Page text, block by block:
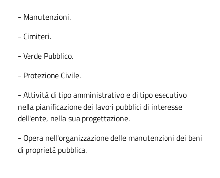
- Manutenzioni.
- Cimiteri.
- Verde Pubblico.
- Protezione Civile.
- Attività di tipo amministrativo e di tipo esecutivo
nella pianificazione dei lavori pubblici di interesse
dell'ente, nella sua progettazione.
- Opera nell'organizzazione delle manutenzioni dei beni
di proprietà pubblica.